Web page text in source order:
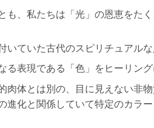
も、私たちは「光」の恩恵をたく
いていた古代のスピリチュアルな
る表現である「色」をヒーリング
肉体とは別の、目に見えない非
進化と関係していて特定のカラー